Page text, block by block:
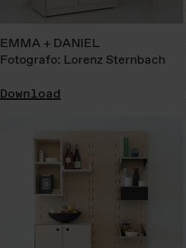
EMMA + DANIEL
Fotografo: Lorenz Sternbach
Download